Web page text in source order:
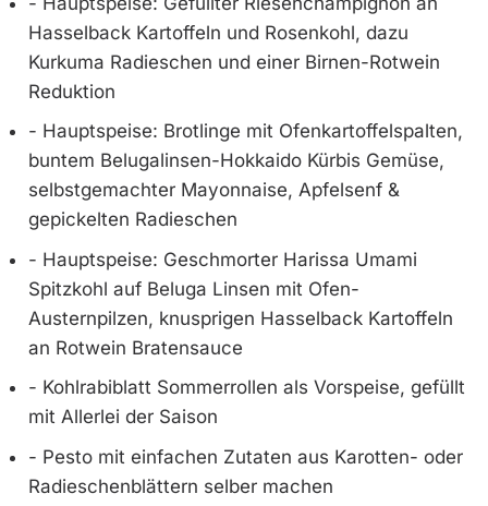
Hasselback Kartoffeln und Rosenkohl, dazu
Kurkuma Radieschen und einer Birnen-Rotwein
Reduktion
- Hauptspeise: Brotlinge mit Ofenkartoffelspalten,
buntem Belugalinsen-Hokkaido Kürbis Gemüse,
selbstgemachter Mayonnaise, Apfelsenf &
gepickelten Radieschen
- Hauptspeise: Geschmorter Harissa Umami
Spitzkohl auf Beluga Linsen mit Ofen-
Austernpilzen, knusprigen Hasselback Kartoffeln
an Rotwein Bratensauce
- Kohlrabiblatt Sommerrollen als Vorspeise, gefüllt
mit Allerlei der Saison
- Pesto mit einfachen Zutaten aus Karotten- oder
Radieschenblättern selber machen